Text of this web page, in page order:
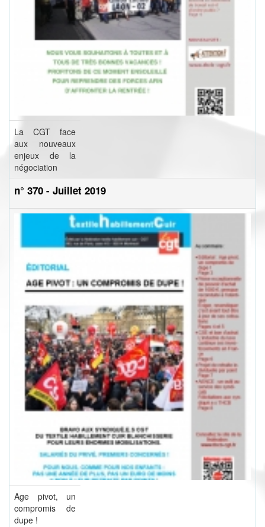
La CGT face
aux nouveaux
enjeux de la
négociation
n° 370 - Juillet 2019
Age pivot, un
compromis de
dupe !